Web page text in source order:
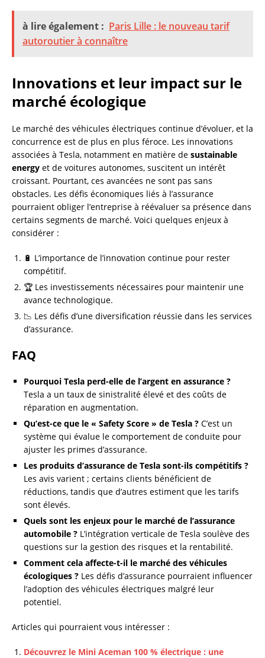
à lire également : Paris Lille : le nouveau tarif
autoroutier à connaître
Innovations et leur impact sur le
marché écologique
Le marché des véhicules électriques continue d’évoluer, et la
concurrence est de plus en plus féroce. Les innovations
associées à Tesla, notamment en matière de sustainable
energy et de voitures autonomes, suscitent un intérêt
croissant. Pourtant, ces avancées ne sont pas sans
obstacles. Les défis économiques liés à l’assurance
pourraient obliger l’entreprise à réévaluer sa présence dans
certains segments de marché. Voici quelques enjeux à
considérer :
🔋 L’importance de l’innovation continue pour rester
compétitif.
🏆 Les investissements nécessaires pour maintenir une
avance technologique.
📉 Les défis d’une diversification réussie dans les services
d’assurance.
FAQ
Pourquoi Tesla perd-elle de l’argent en assurance ?
Tesla a un taux de sinistralité élevé et des coûts de
réparation en augmentation.
Qu’est-ce que le « Safety Score » de Tesla ? C’est un
système qui évalue le comportement de conduite pour
ajuster les primes d’assurance.
Les produits d’assurance de Tesla sont-ils compétitifs ?
Les avis varient ; certains clients bénéficient de
réductions, tandis que d’autres estiment que les tarifs
sont élevés.
Quels sont les enjeux pour le marché de l’assurance
automobile ? L’intégration verticale de Tesla soulève des
questions sur la gestion des risques et la rentabilité.
Comment cela affecte-t-il le marché des véhicules
écologiques ? Les défis d’assurance pourraient influencer
l’adoption des véhicules électriques malgré leur
potentiel.
Articles qui pourraient vous intéresser :
Découvrez le Mini Aceman 100 % électrique : une